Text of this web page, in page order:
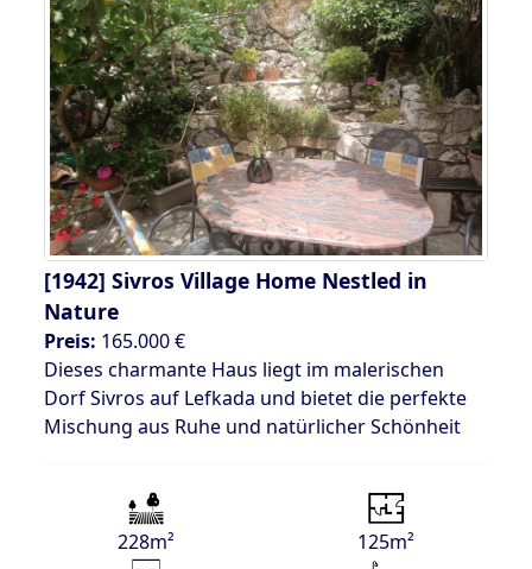
[1942] Sivros Village Home Nestled in
Nature
Preis: 165.000 €
Dieses charmante Haus liegt im malerischen
Dorf Sivros auf Lefkada und bietet die perfekte
Mischung aus Ruhe und natürlicher Schönheit
228m² 125m²